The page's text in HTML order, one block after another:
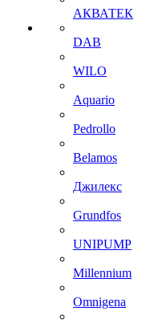
АКВАТЕК
DAB
WILO
Aquario
Pedrollo
Belamos
Джилекс
Grundfos
UNIPUMP
Millennium
Omnigena